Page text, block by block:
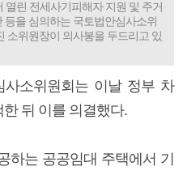
열린 전세사기피해자 지원 및 주거
을 심의하는 국토법안심사소위
소위원장이 의사봉을 두드리고 있
사소위원회는 이날 정부 차
뒤 이를 의결했다.
하는 공공임대 주택에서 기